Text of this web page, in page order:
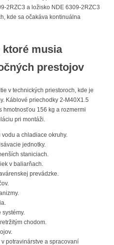
2RZC3 a ložisko NDE 6309-2RZC3
kde sa očakáva kontinuálna
musia
prestojov
v technických priestoroch, kde je
Káblové priechodky 2-M40X1.5
156 kg a rozmermi
pri montáži.
a chladiace okruhy.
jednotky.
staniciach.
v baliarňach.
prevádzke.
chodom.
potravinárstve a spracovaní